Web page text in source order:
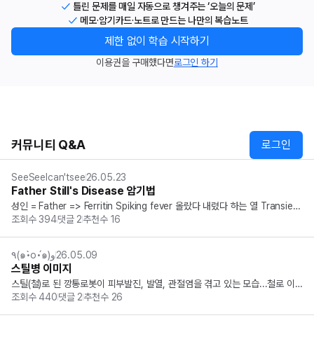
틀린 문제를 매일 자동으로 챙겨주는 ‘오늘의 문제’
메모·암기카드·노트로 만드는 나만의 복습노트
제한 없이 학습 시작하기
이용권을 구매했다면로그인 하기
커뮤니티 Q&A 로그인
SeeSeeIcan'tsee26.05.23
Father Still's Disease 암기법
성인 = Father => Ferritin Spiking fever 올랐다 내렸다 하는 열 Transient
Rash 있었다 없었다 하는 발진 Inflammatory arthritis 염증성 관절통 Lymp
조회수394댓글 2추천수 16
٩(๑•̀o•́๑)و26.05.09
스틸병 이미지
스틸(철)로 된 깡통로봇이 피부발진, 발열, 관절염을 겪고 있는 모습...철로 이
루어져 있기 때문에 ferritin 상승...
조회수440댓글 2추천수 26